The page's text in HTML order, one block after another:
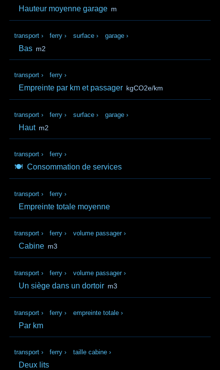
Hauteur moyenne garage m
transport › ferry › surface › garage ›
Bas m2
transport › ferry ›
Empreinte par km et passager kgCO2e/km
transport › ferry › surface › garage ›
Haut m2
transport › ferry ›
🍽️ Consommation de services
transport › ferry ›
Empreinte totale moyenne
transport › ferry › volume passager ›
Cabine m3
transport › ferry › volume passager ›
Un siège dans un dortoir m3
transport › ferry › empreinte totale ›
Par km
transport › ferry › taille cabine ›
Deux lits